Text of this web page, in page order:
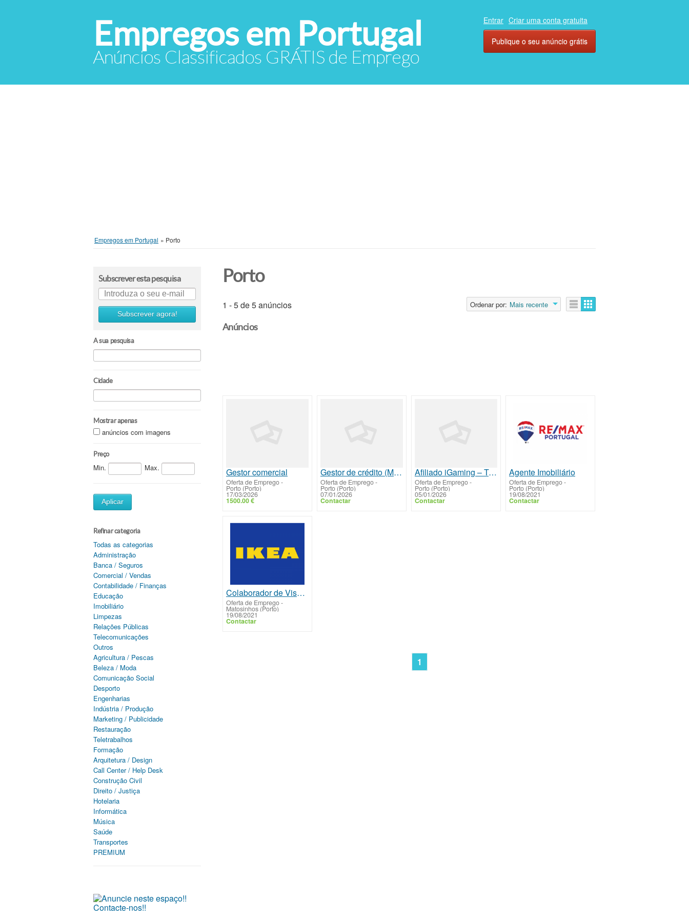
Empregos em Portugal
Anúncios Classificados GRÁTIS de Emprego
Entrar Criar uma conta gratuita
Publique o seu anúncio grátis
Empregos em Portugal » Porto
Subscrever esta pesquisa
Subscrever agora!
A sua pesquisa
Cidade
Mostrar apenas
anúncios com imagens
Preço
Min. Max.
Aplicar
Refinar categoria
Todas as categorias
Administração
Banca / Seguros
Comercial / Vendas
Contabilidade / Finanças
Educação
Imobiliário
Limpezas
Relações Públicas
Telecomunicações
Outros
Agricultura / Pescas
Beleza / Moda
Comunicação Social
Desporto
Engenharias
Indústria / Produção
Marketing / Publicidade
Restauração
Teletrabalhos
Formação
Arquitetura / Design
Call Center / Help Desk
Construção Civil
Direito / Justiça
Hotelaria
Informática
Música
Saúde
Transportes
PREMIUM
Porto
1 - 5 de 5 anúncios Ordenar por: Mais recente
Anúncios
Gestor comercial
Oferta de Emprego-
Porto (Porto)
17/03/2026
1500.00 €
Gestor de crédito (M/F)
Oferta de Emprego-
Porto (Porto)
07/01/2026
Contactar
Afiliado iGaming – Trabalhe com Mera Gaming (Pagamentos Semanais)
Oferta de Emprego-
Porto (Porto)
05/01/2026
Contactar
Agente Imobiliário
Oferta de Emprego-
Porto (Porto)
19/08/2021
Contactar
Colaborador de Visual Merchandiser
Oferta de Emprego-
Matosinhos (Porto)
19/08/2021
Contactar
1